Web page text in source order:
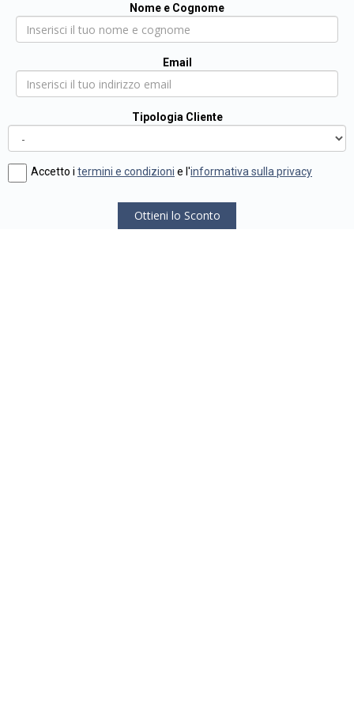
Nome e Cognome
Email
Tipologia Cliente
Accetto i termini e condizioni e l'informativa sulla privacy
Ottieni lo Sconto